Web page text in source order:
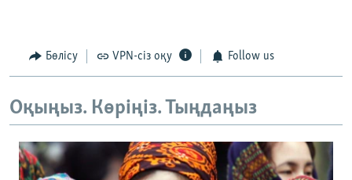
Бөлісу VPN-сіз оқу Follow us
Оқыңыз. Көріңіз. Тыңдаңыз